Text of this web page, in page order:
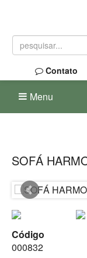
Contato
Menu
SOFÁ
Código
000832